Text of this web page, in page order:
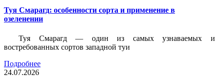
Туя Смарагд: особенности сорта и применение в
озеленении
Туя Смарагд — один из самых узнаваемых и
востребованных сортов западной туи
Подробнее
24.07.2026